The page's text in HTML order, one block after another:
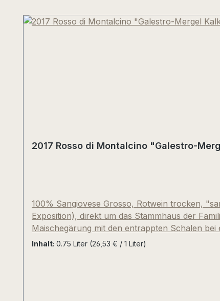
2017 Rosso di Montalcino "Galestro-
100% Sangiovese Grosso, Rotwein trocken,
Exposition), direkt um das Stammhaus der
Maischegärung mit den entrappten Schalen
Eichenfässern (1000l Foudre). Erdbeerrote
Inhalt: 0.75 Liter (26,53 € / 1 Liter)